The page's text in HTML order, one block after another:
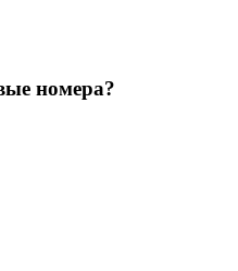
номера?